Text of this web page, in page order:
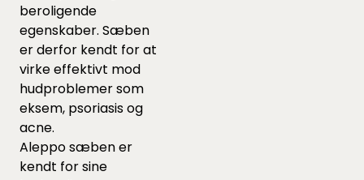
beroligende
egenskaber. Sæben
er derfor kendt for at
virke effektivt mod
hudproblemer som
eksem, psoriasis og
acne.
Aleppo sæben er
kendt for sine